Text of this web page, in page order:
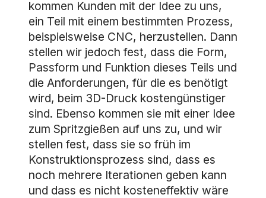
kommen Kunden mit der Idee zu uns,
ein Teil mit einem bestimmten Prozess,
beispielsweise CNC, herzustellen. Dann
stellen wir jedoch fest, dass die Form,
Passform und Funktion dieses Teils und
die Anforderungen, für die es benötigt
wird, beim 3D-Druck kostengünstiger
sind. Ebenso kommen sie mit einer Idee
zum Spritzgießen auf uns zu, und wir
stellen fest, dass sie so früh im
Konstruktionsprozess sind, dass es
noch mehrere Iterationen geben kann
und dass es nicht kosteneffektiv wäre